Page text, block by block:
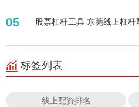
05 股票杠杆工具 东莞线上杠
标签列表
线上配资排名